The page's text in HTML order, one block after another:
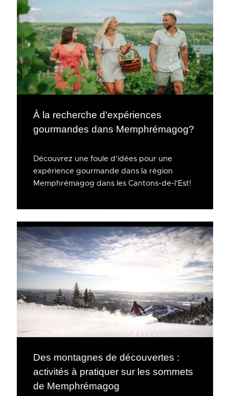
À la recherche d’expériences
gourmandes dans Memphrémagog?
Découvrez une foule d’idées pour une
expérience gourmande dans la région
Memphrémagog dans les Cantons-de-l’Est!
Des montagnes de découvertes :
activités à pratiquer sur les sommets
de Memphrémagog